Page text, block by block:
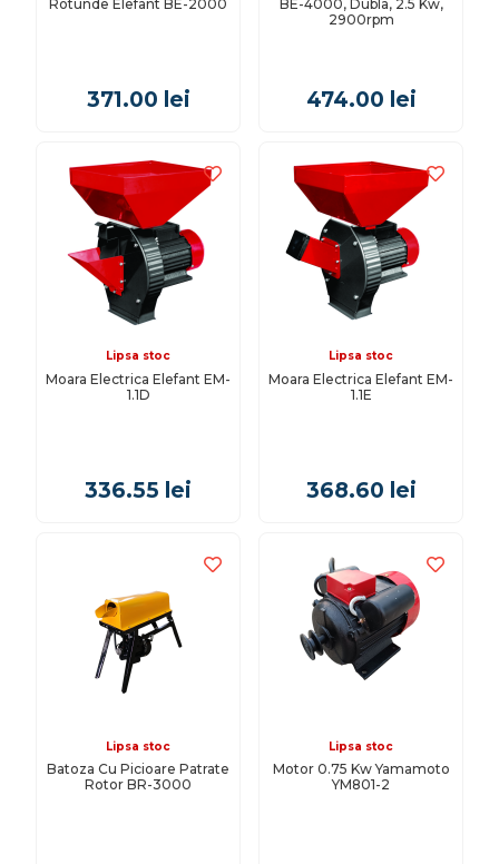
Rotunde Elefant BE-2000
371.00 lei
BE-4000, Dubla, 2.5 Kw,
2900rpm
474.00 lei
Lipsa stoc
Moara Electrica Elefant EM-
1.1D
336.55 lei
Lipsa stoc
Moara Electrica Elefant EM-
1.1E
368.60 lei
Lipsa stoc
Batoza Cu Picioare Patrate
Rotor BR-3000
Lipsa stoc
Motor 0.75 Kw Yamamoto
YM801-2